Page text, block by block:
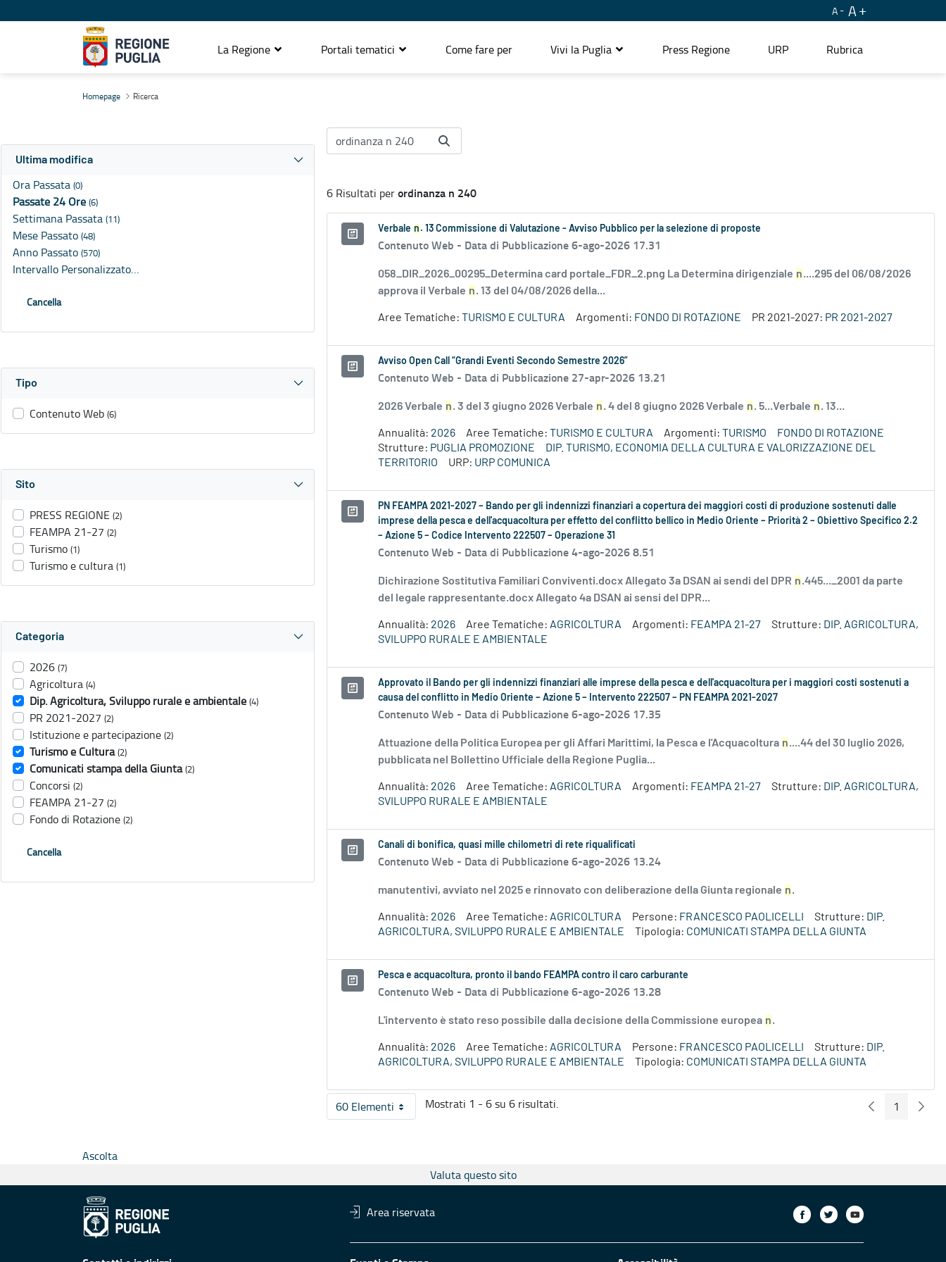
A A
La Regione Portali tematici Come fare per Vivi la Puglia Press Regione URP Rubrica
Homepage Ricerca
Ultima modifica
Ora Passata (0)
Passate 24 Ore (6)
Settimana Passata (11)
Mese Passato (48)
Anno Passato (570)
Intervallo Personalizzato…
Cancella
Tipo
Contenuto Web (6)
Sito
PRESS REGIONE (2)
FEAMPA 21-27 (2)
Turismo (1)
Turismo e cultura (1)
Categoria
2026 (7)
Agricoltura (4)
Dip. Agricoltura, Sviluppo rurale e ambientale (4)
PR 2021-2027 (2)
Istituzione e partecipazione (2)
Turismo e Cultura (2)
Comunicati stampa della Giunta (2)
Concorsi (2)
FEAMPA 21-27 (2)
Fondo di Rotazione (2)
Cancella
6 Risultati perordinanza n 240
Verbale n . 13 Commissione di Valutazione - Avviso Pubblico per la selezione di proposte
Contenuto Web - Data di Pubblicazione 6-ago-2026 17.31
058_DIR_2026_00295_Determina card portale_FDR_2.png La Determina dirigenziale n....295 del 06/08/2026
approva il Verbale n. 13 del 04/08/2026 della...
Aree Tematiche: TURISMO E CULTURA Argomenti: FONDO DI ROTAZIONE PR 2021-2027: PR 2021-2027
Avviso Open Call “Grandi Eventi Secondo Semestre 2026”
Contenuto Web - Data di Pubblicazione 27-apr-2026 13.21
2026 Verbale n. 3 del 3 giugno 2026 Verbale n. 4 del 8 giugno 2026 Verbale n. 5...Verbale n. 13...
Annualità: 2026 Aree Tematiche: TURISMO E CULTURA Argomenti: TURISMO
FONDO DI ROTAZIONE
Strutture: PUGLIA PROMOZIONE
DIP. TURISMO, ECONOMIA DELLA CULTURA E VALORIZZAZIONE DEL
TERRITORIO
URP: URP COMUNICA
PN FEAMPA 2021-2027 – Bando per gli indennizzi finanziari a copertura dei maggiori costi di produzione sostenuti dalle
imprese della pesca e dell'acquacoltura per effetto del conflitto bellico in Medio Oriente – Priorità 2 – Obiettivo Specifico 2.2
– Azione 5 – Codice Intervento 222507 – Operazione 31
Contenuto Web - Data di Pubblicazione 4-ago-2026 8.51
Dichirazione Sostitutiva Familiari Conviventi.docx Allegato 3a DSAN ai sendi del DPR n.445..._2001 da parte
del legale rappresentante.docx Allegato 4a DSAN ai sensi del DPR...
Annualità: 2026 Aree Tematiche: AGRICOLTURA Argomenti: FEAMPA 21-27 Strutture: DIP. AGRICOLTURA,
SVILUPPO RURALE E AMBIENTALE
Approvato il Bando per gli indennizzi finanziari alle imprese della pesca e dell'acquacoltura per i maggiori costi sostenuti a
causa del conflitto in Medio Oriente – Azione 5 – Intervento 222507 – PN FEAMPA 2021-2027
Contenuto Web - Data di Pubblicazione 6-ago-2026 17.35
Attuazione della Politica Europea per gli Affari Marittimi, la Pesca e l'Acquacoltura n....44 del 30 luglio 2026,
pubblicata nel Bollettino Ufficiale della Regione Puglia...
Annualità: 2026 Aree Tematiche: AGRICOLTURA Argomenti: FEAMPA 21-27 Strutture: DIP. AGRICOLTURA,
SVILUPPO RURALE E AMBIENTALE
Canali di bonifica, quasi mille chilometri di rete riqualificati
Contenuto Web - Data di Pubblicazione 6-ago-2026 13.24
manutentivi, avviato nel 2025 e rinnovato con deliberazione della Giunta regionale n.
Annualità: 2026 Aree Tematiche: AGRICOLTURA Persone: FRANCESCO PAOLICELLI Strutture: DIP.
AGRICOLTURA, SVILUPPO RURALE E AMBIENTALE
Tipologia: COMUNICATI STAMPA DELLA GIUNTA
Pesca e acquacoltura, pronto il bando FEAMPA contro il caro carburante
Contenuto Web - Data di Pubblicazione 6-ago-2026 13.28
L'intervento è stato reso possibile dalla decisione della Commissione europea n.
Annualità: 2026 Aree Tematiche: AGRICOLTURA Persone: FRANCESCO PAOLICELLI Strutture: DIP.
AGRICOLTURA, SVILUPPO RURALE E AMBIENTALE
Tipologia: COMUNICATI STAMPA DELLA GIUNTA
60 ElementiPer pagina
Mostrati 1 - 6 su 6 risultati. PaginaPagina
1
Ascolta
Valuta questo sito
Area riservata